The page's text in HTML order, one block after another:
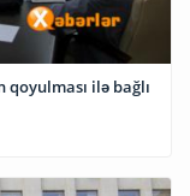
ilə bağlı